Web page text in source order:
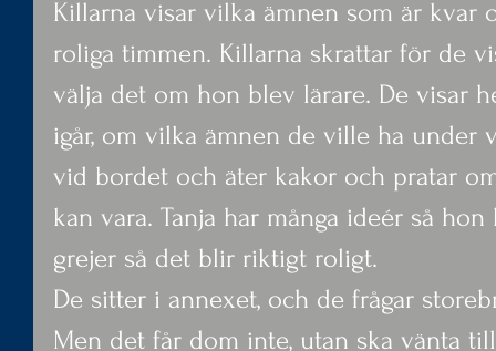
Killarna visar vilka ämnen som är kvar
roliga timmen. Killarna skrattar för de
välja det om hon blev lärare. De visar
igår, om vilka ämnen de ville ha under
vid bordet och äter kakor och pratar
kan vara. Tanja har många ideér så
grejer så det blir riktigt roligt.
De sitter i annexet, och de frågar
Men det får dom inte, utan ska vänta